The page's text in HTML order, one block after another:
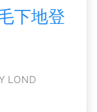
下地登
LOND